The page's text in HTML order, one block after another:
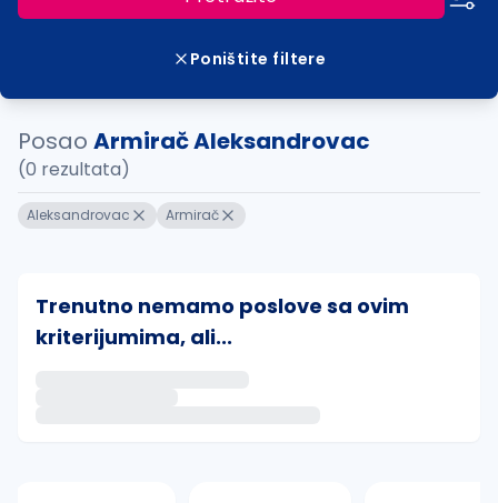
Poništite filtere
Posao Armirač Aleksandrovac
(0 rezultata)
Aleksandrovac Armirač
Trenutno nemamo poslove sa ovim
kriterijumima, ali...